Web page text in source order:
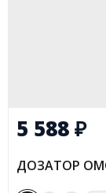
5 588₽
ДОЗАТОР